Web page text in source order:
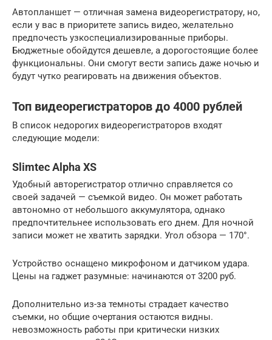
Автопланшет — отличная замена видеорегистратору, но,
если у вас в приоритете запись видео, желательно
предпочесть узкоспециализированные приборы.
Бюджетные обойдутся дешевле, а дорогостоящие более
функциональны. Они смогут вести запись даже ночью и
будут чутко реагировать на движения объектов.
Топ видеорегистраторов до 4000 рублей
В список недорогих видеорегистраторов входят
следующие модели:
Slimtec Alpha XS
Удобный авторегистратор отлично справляется со
своей задачей — съемкой видео. Он может работать
автономно от небольшого аккумулятора, однако
предпочтительнее использовать его днем. Для ночной
записи может не хватить зарядки. Угол обзора — 170°.
Устройство оснащено микрофоном и датчиком удара.
Цены на гаджет разумные: начинаются от 3200 руб.
Дополнительно из-за темноты страдает качество
съемки, но общие очертания остаются видны.
невозможность работы при критически низких